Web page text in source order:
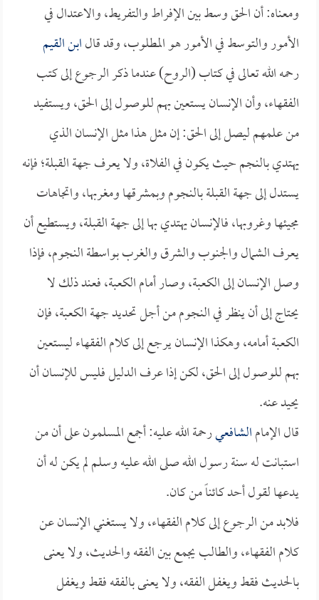
ومعناه: أن الحق وسط بين الإفراط والتفريط، والاعتدال في
الأمور والتوسط في الأمور هو المطلوب، وقد قالابن القيم
رحمه الله تعالى في كتاب (الروح) عندما ذكر الرجوع إلى كتب
الفقهاء، وأن الإنسان يستعين بهم للوصول إلى الحق، ويستفيد
من علمهم ليصل إلى الحق: إن مثل هذا مثل الإنسان الذي
يهتدي بالنجم حيث يكون في الفلاة، ولا يعرف جهة القبلة؛ فإنه
يستدل إلى جهة القبلة بالنجوم وبمشرقها ومغربها، واتجاهات
مجيئها وغروبها، فالإنسان يهتدي بها إلى جهة القبلة، ويستطيع أن
يعرف الشمال والجنوب والشرق والغرب بواسطة النجوم، فإذا
وصل الإنسان إلى الكعبة، وصار أمام الكعبة، فعند ذلك لا
يحتاج إلى أن ينظر في النجوم من أجل تحديد جهة الكعبة، فإن
الكعبة أمامه، وهكذا الإنسان يرجع إلى كلام الفقهاء ليستعين
بهم للوصول إلى الحق، لكن إذا عرف الدليل فليس للإنسان أن
يحيد عنه.
قال الإمامالشافعيرحمة الله عليه: أجمع المسلمون على أن من
استبانت له سنة رسول الله صلى الله عليه وسلم لم يكن له أن
يدعها لقول أحد كائناً من كان.
فلابد من الرجوع إلى كلام الفقهاء، ولا يستغني الإنسان عن
كلام الفقهاء، والطالب يجمع بين الفقه والحديث، ولا يعنى
بالحديث فقط ويغفل الفقه، ولا يعنى بالفقه فقط ويغفل